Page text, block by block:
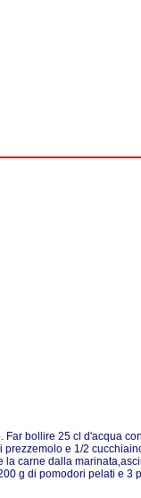
bollire 25 cl d'acqua
e 1/2
la carne dalla
g di pomodori pelati e 3